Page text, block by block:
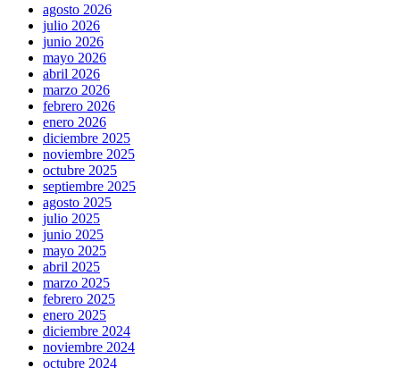
agosto 2026
julio 2026
junio 2026
mayo 2026
abril 2026
marzo 2026
febrero 2026
enero 2026
diciembre 2025
noviembre 2025
octubre 2025
septiembre 2025
agosto 2025
julio 2025
junio 2025
mayo 2025
abril 2025
marzo 2025
febrero 2025
enero 2025
diciembre 2024
noviembre 2024
octubre 2024